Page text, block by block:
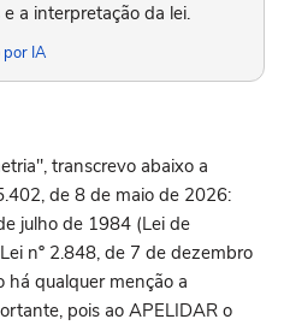
a interpretação da lei.
por IA
transcrevo abaixo a
de 8 de maio de 2026:
julho de 1984 (Lei de
nº 2.848, de 7 de dezembro
qualquer menção a
pois ao APELIDAR o